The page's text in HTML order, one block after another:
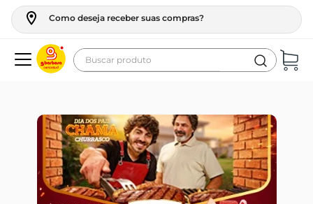
Como deseja receber suas compras?
Buscar produto
geladeira
maquina lavar
fogao
café